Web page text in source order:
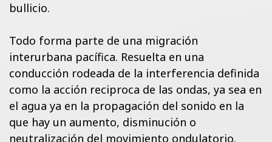
bullicio.
Todo forma parte de una migración
interurbana pacífica. Resuelta en una
conducción rodeada de la interferencia definida
como la acción reciproca de las ondas, ya sea en
el agua ya en la propagación del sonido en la
que hay un aumento, disminución o
neutralización del movimiento ondulatorio.